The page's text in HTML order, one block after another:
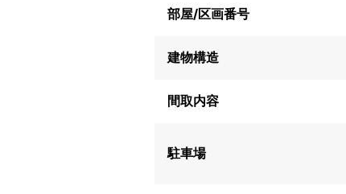
部屋/区画番号
建物構造
間取内容
駐車場